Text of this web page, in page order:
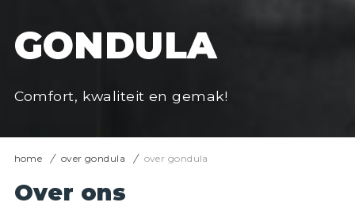
GONDULA
Comfort, kwaliteit en gemak!
home over gondula over gondula
Over ons